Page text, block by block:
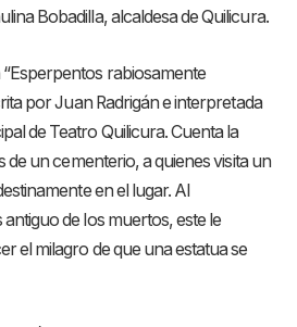
Bobadilla, alcaldesa de Quilicura.
rabiosamente
por Juan Radrigán e interpretada
de Teatro Quilicura. Cuenta la
de un cementerio, a quienes visita un
en el lugar. Al
de los muertos, este le
el milagro de que una estatua se